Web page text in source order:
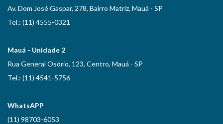
Av. Dom José Gaspar, 278, Bairro Matriz, Mauá - SP
Tel.: (11) 4555-0321
Mauá - Unidade 2
Rua General Osório, 123, Centro, Mauá - SP
Tel.: (11) 4541-5756
WhatsAPP
(11) 98703-6053